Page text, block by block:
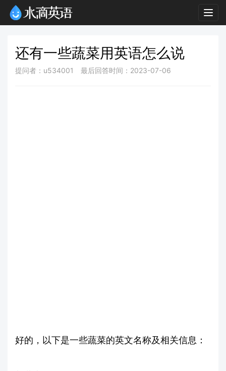
还有一些蔬菜用英语怎么说
提问者：u534001 最后回答时间：2023-07-06
好的，以下是一些蔬菜的英文名称及相关信息：